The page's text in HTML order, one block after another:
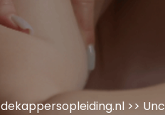
dekappersopleiding.nl>>